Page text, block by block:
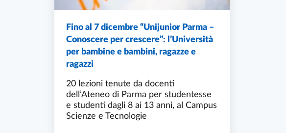
Fino al 7 dicembre “Unijunior Parma –
Conoscere per crescere”: l’Università
per bambine e bambini, ragazze e
ragazzi
20 lezioni tenute da docenti
dell’Ateneo di Parma per studentesse
e studenti dagli 8 ai 13 anni, al Campus
Scienze e Tecnologie